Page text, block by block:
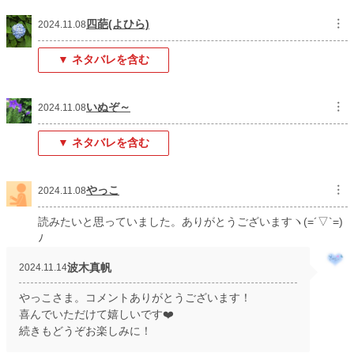
2024.11.08 四葩(よひら) ︙
▼ ネタバレを含む
2024.11.08いぬぞ～ ︙
▼ ネタバレを含む
2024.11.08やっこ ︙
読みたいと思っていました。ありがとうございますヽ(=´▽`=)
ﾉ
2024.11.14波木真帆
やっこさま。コメントありがとうございます！
喜んでいただけて嬉しいです❤️
続きもどうぞお楽しみに！